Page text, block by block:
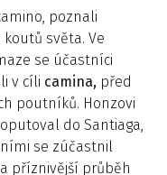
poznali
světa. Ve
se účastníci
v cíli camina, před
poutníků. Honzovi
do Santiaga,
se zúčastnil
příznivější průběh